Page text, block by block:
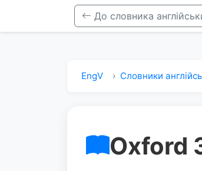
До словника
EngV Словники
Oxford